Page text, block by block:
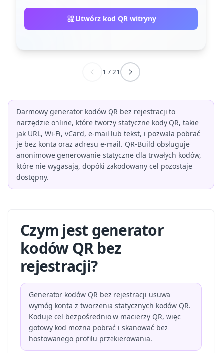
Utwórz kod QR witryny
1 / 21
Darmowy generator kodów QR bez rejestracji to
narzędzie online, które tworzy statyczne kody QR, takie
jak URL, Wi-Fi, vCard, e-mail lub tekst, i pozwala pobrać
je bez konta oraz adresu e-mail. QR-Build obsługuje
anonimowe generowanie statyczne dla trwałych kodów,
które nie wygasają, dopóki zakodowany cel pozostaje
dostępny.
Czym jest generator
kodów QR bez
rejestracji?
Generator kodów QR bez rejestracji usuwa
wymóg konta z tworzenia statycznych kodów QR.
Koduje cel bezpośrednio w macierzy QR, więc
gotowy kod można pobrać i skanować bez
hostowanego profilu przekierowania.